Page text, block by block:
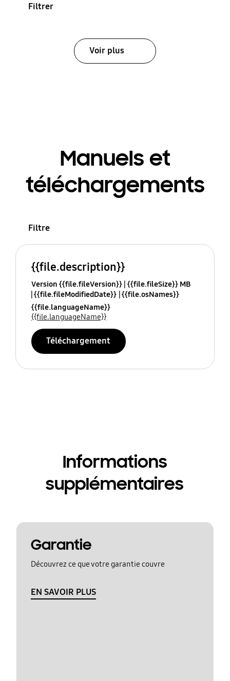
Filtrer
Voir plus
Manuels et
téléchargements
Filtre
{{file.description}}
Version {{file.fileVersion}} {{file.fileSize}} MB
{{file.fileModifiedDate}} {{file.osNames}}
{{file.languageName}}
{{file.languageName}}
Téléchargement
Informations
supplémentaires
Garantie
Découvrez ce que votre garantie couvre
EN SAVOIR PLUS